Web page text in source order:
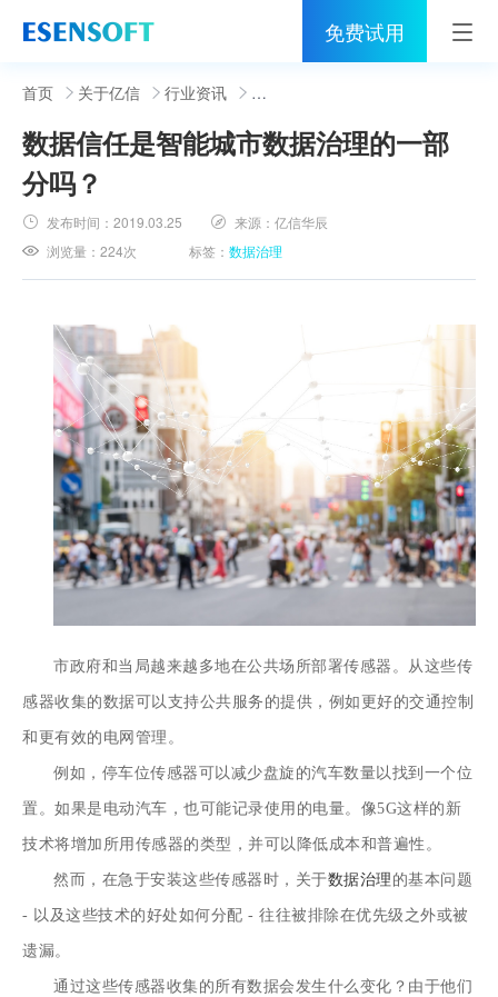
免费试用
首页
睿治
解决方案
伙伴
社区
关于亿信
400-0011-866
首页 关于亿信 行业资讯
数据信任是智能城市数据治理的一部
分吗？
发布时间：2019.03.25 来源：亿信华辰
浏览量：224次 标签：数据治理
市政府和当局越来越多地在公共场所部署传感器。从这些传
感器收集的数据可以支持公共服务的提供，例如更好的交通控制
和更有效的电网管理。
例如，停车位传感器可以减少盘旋的汽车数量以找到一个位
置。如果是电动汽车，也可能记录使用的电量。像5G这样的新
技术将增加所用传感器的类型，并可以降低成本和普遍性。
然而，在急于安装这些传感器时，关于数据治理 的基本问题
- 以及这些技术的好处如何分配 - 往往被排除在优先级之外或被
遗漏。
通过这些传感器收集的所有数据会发生什么变化？由于他们